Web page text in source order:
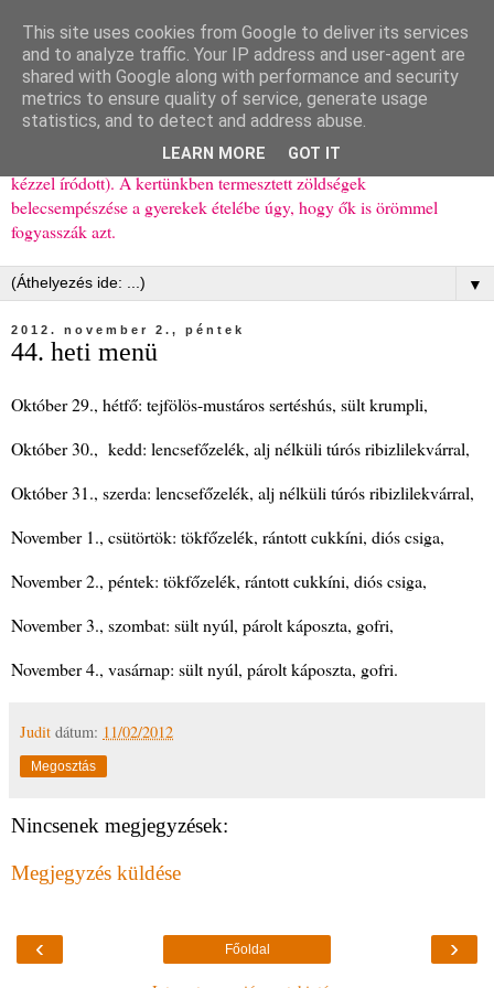
Ízőrző
Kisgyerekes család kipróbált, többnyire egészséges ételeket
bemutató receptjei a mindennapokra (mert a papírfecniket folyton
elhagyom) és gyerekeimnek ajándékba (mint régen, csak ez nem
kézzel íródott). A kertünkben termesztett zöldségek
belecsempészése a gyerekek ételébe úgy, hogy ők is örömmel
fogyasszák azt.
▼
2012. november 2., péntek
44. heti menü
Október 29., hétfő: tejfölös-mustáros sertéshús, sült krumpli,
Október 30., kedd: lencsefőzelék, alj nélküli túrós ribizlilekvárral,
Október 31., szerda: lencsefőzelék, alj nélküli túrós ribizlilekvárral,
November 1., csütörtök: tökfőzelék, rántott cukkíni, diós csiga,
November 2., péntek: tökfőzelék, rántott cukkíni, diós csiga,
November 3., szombat: sült nyúl, párolt káposzta, gofri,
November 4., vasárnap: sült nyúl, párolt káposzta, gofri.
Judit dátum: 11/02/2012
Megosztás
Nincsenek megjegyzések:
Megjegyzés küldése
‹ ›
Főoldal
This site uses cookies from Google to deliver its services
and to analyze traffic. Your IP address and user-agent are
shared with Google along with performance and security
metrics to ensure quality of service, generate usage
statistics, and to detect and address abuse.
LEARN MORE GOT IT